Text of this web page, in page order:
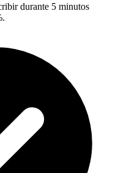
durante 5 minutos